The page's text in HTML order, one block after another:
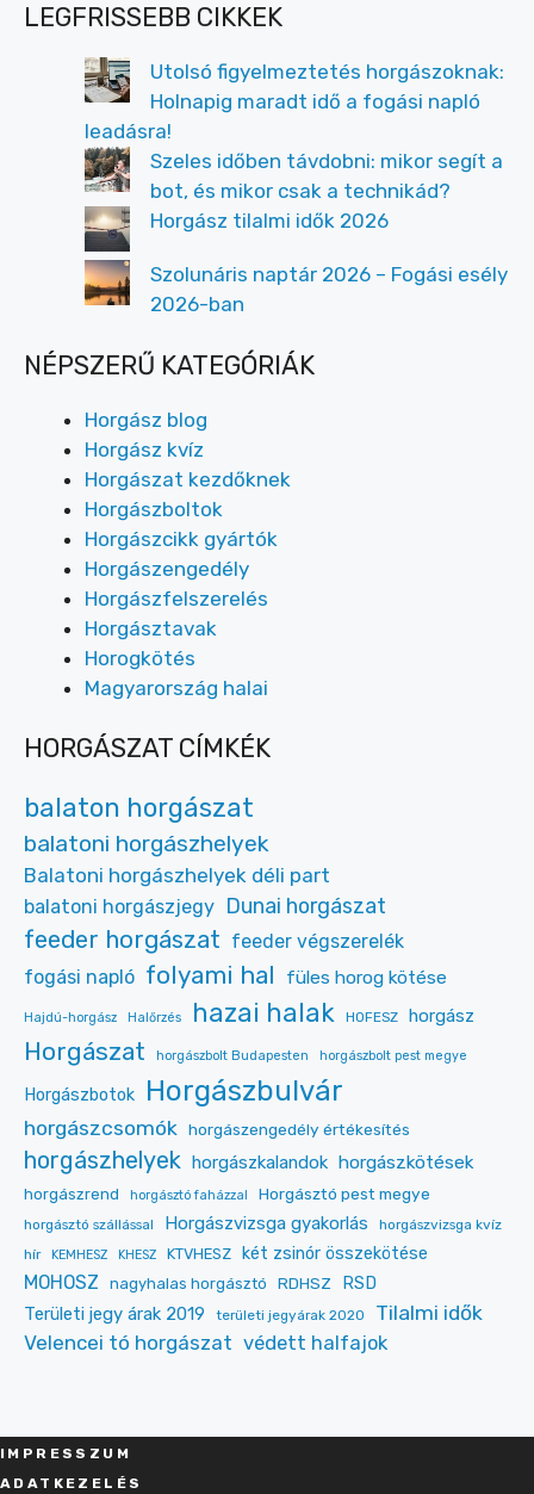
LEGFRISSEBB CIKKEK
Utolsó figyelmeztetés horgászoknak:
Holnapig maradt idő a fogási napló
leadásra!
Szeles időben távdobni: mikor segít a
bot, és mikor csak a technikád?
Horgász tilalmi idők 2026
Szolunáris naptár 2026 – Fogási esély
2026-ban
NÉPSZERŰ KATEGÓRIÁK
Horgász blog
Horgász kvíz
Horgászat kezdőknek
Horgászboltok
Horgászcikk gyártók
Horgászengedély
Horgászfelszerelés
Horgásztavak
Horogkötés
Magyarország halai
HORGÁSZAT CÍMKÉK
balaton horgászat
balatoni horgászhelyek
Balatoni horgászhelyek déli part
balatoni horgászjegy Dunai horgászat
feeder horgászat feeder végszerelék
fogási napló folyami hal füles horog kötése
Hajdú-horgász Halőrzés hazai halak HOFESZ horgász
Horgászat horgászbolt Budapesten horgászbolt pest megye
Horgászbotok Horgászbulvár
horgászcsomók horgászengedély értékesítés
horgászhelyek horgászkalandok horgászkötések
horgászrend horgásztó faházzal Horgásztó pest megye
horgásztó szállással Horgászvizsga gyakorlás
horgászvizsga kvíz
hír
KEMHESZ KHESZ KTVHESZ két zsinór összekötése
MOHOSZ nagyhalas horgásztó RDHSZ RSD
Területi jegy árak 2019 területi jegyárak 2020
Tilalmi idők
Velencei tó horgászat védett halfajok
IMPRESSZU M
ADATKEZELÉS